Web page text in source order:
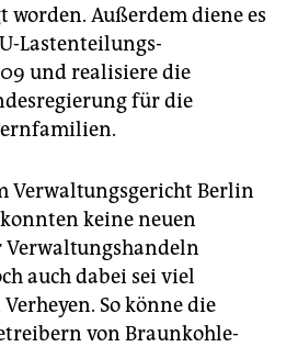
Außerdem diene es
Lastenteilungs-
und realisiere die
für die
Verwaltungsgericht Berlin
keine neuen
Verwaltungshandeln
auch dabei sei viel
So könne die
von Braunkohle-